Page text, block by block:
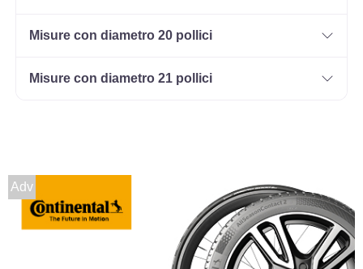
Misure con diametro 20 pollici
Misure con diametro 21 pollici
Adv